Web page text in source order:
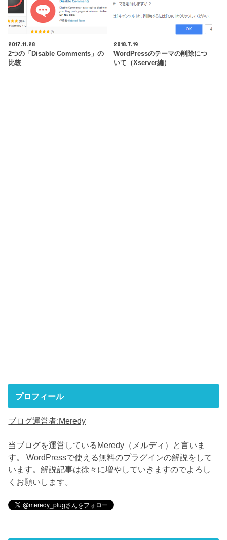
2017.11.28
2つの「Disable Comments」の
比較
2018.7.19
WordPressのテーマの削除につ
いて（Xserver編）
プロフィール
ブログ運営者:Meredy
当ブログを運営しているMeredy（メルディ）と言いま
す。 WordPressで使える無料のプラグインの解説をして
います。解説記事は徐々に増やしていきますのでよろし
くお願いします。